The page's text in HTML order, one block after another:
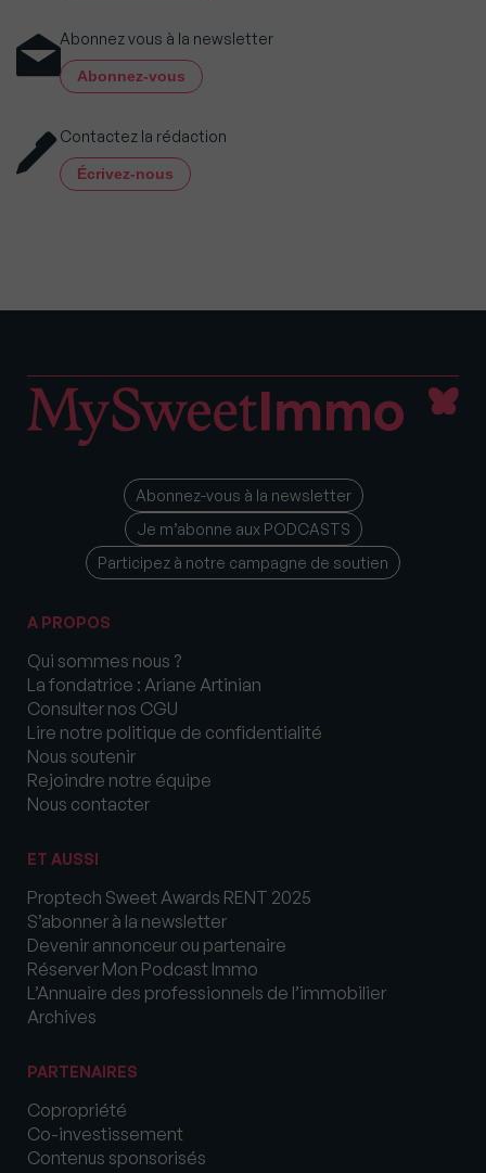
Abonnez vous à la newsletter
Abonnez-vous
Contactez la rédaction
Écrivez-nous
Abonnez-vous à la newsletter
Je m’abonne aux PODCASTS
Participez à notre campagne de soutien
A PROPOS
Qui sommes nous ?
La fondatrice : Ariane Artinian
Consulter nos CGU
Lire notre politique de confidentialité
Nous soutenir
Rejoindre notre équipe
Nous contacter
ET AUSSI
Proptech Sweet Awards RENT 2025
S’abonner à la newsletter
Devenir annonceur ou partenaire
Réserver Mon Podcast Immo
L’Annuaire des professionnels de l’immobilier
Archives
PARTENAIRES
Copropriété
Co-investissement
Contenus sponsorisés